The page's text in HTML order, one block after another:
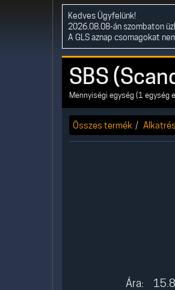
Kedves Ügyfelünk!
2026.08.08-án szombaton
A GLS aznap csomagokat
SBS
Mennyiségi egység (1 egység
Összes termék
Ára: